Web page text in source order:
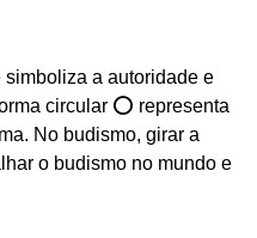
a autoridade e
circular ⭕️ representa
No budismo, girar a
o budismo no mundo e